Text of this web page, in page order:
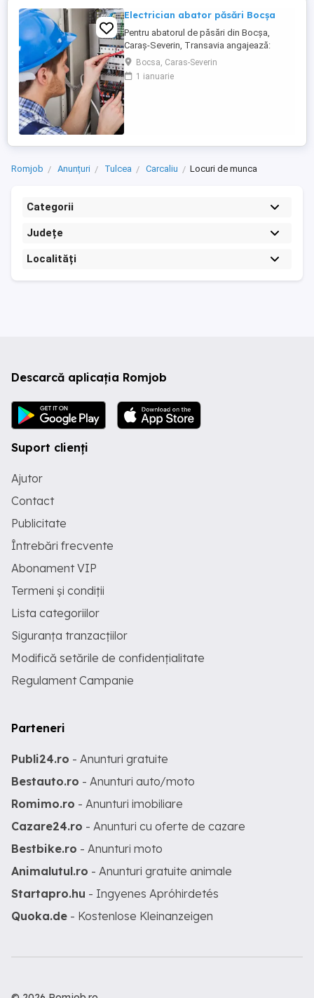
Electrician abator păsări Bocșa
Pentru abatorul de păsări din Bocșa,
Caraș-Severin, Transavia angajează:
ELECTRICIAN (3 schimburi) Persoanele
selectate vor participa alături de angajaţi
experimentaţi la cunoaşterea domeniului
Bocsa, Caras-Severin
1 ianuarie
Romjob Anunțuri Tulcea Carcaliu Locuri de munca
Categorii
Județe
Localități
Descarcă aplicația Romjob
Suport clienți
Ajutor
Contact
Publicitate
Întrebări frecvente
Abonament VIP
Termeni și condiții
Lista categoriilor
Siguranța tranzacțiilor
Modifică setările de confidențialitate
Regulament Campanie
Parteneri
Publi24.ro - Anunturi gratuite
Bestauto.ro - Anunturi auto/moto
Romimo.ro - Anunturi imobiliare
Cazare24.ro - Anunturi cu oferte de cazare
Bestbike.ro - Anunturi moto
Animalutul.ro - Anunturi gratuite animale
Startapro.hu - Ingyenes Apróhirdetés
Quoka.de - Kostenlose Kleinanzeigen